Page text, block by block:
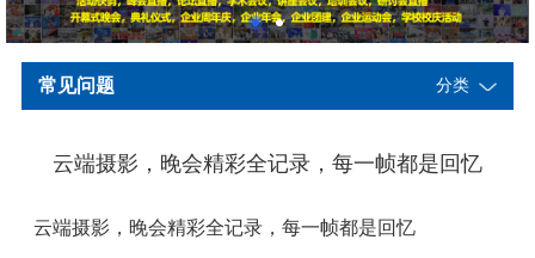
常见问题 分类
云端摄影，晚会精彩全记录，每一帧都是回忆
云端摄影，晚会精彩全记录，每一帧都是回忆